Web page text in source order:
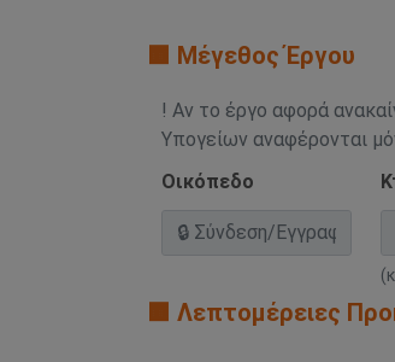
🟧 Μέγεθος Έργου
! Αν το έργο αφορά
Υπογείων αναφέρονται
Οικόπεδο
🟧 Λεπτομέρειες